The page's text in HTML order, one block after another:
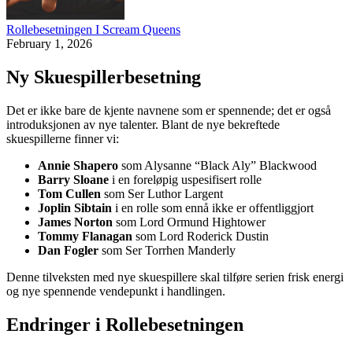
Rollebesetningen I Scream Queens
February 1, 2026
Ny Skuespillerbesetning
Det er ikke bare de kjente navnene som er spennende; det er også
introduksjonen av nye talenter. Blant de nye bekreftede
skuespillerne finner vi:
Annie Shapero som Alysanne “Black Aly” Blackwood
Barry Sloane i en foreløpig uspesifisert rolle
Tom Cullen som Ser Luthor Largent
Joplin Sibtain i en rolle som ennå ikke er offentliggjort
James Norton som Lord Ormund Hightower
Tommy Flanagan som Lord Roderick Dustin
Dan Fogler som Ser Torrhen Manderly
Denne tilveksten med nye skuespillere skal tilføre serien frisk energi
og nye spennende vendepunkt i handlingen.
Endringer i Rollebesetningen